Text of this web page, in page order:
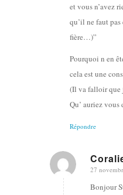
et vous n’avez
qu’il ne faut pas
fière…)”
Pourquoi n en
cela est une
(Il va falloir que
Qu’ auriez
Répondre
dit
27
Bonjour